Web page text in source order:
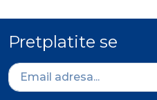
Pretplatite se